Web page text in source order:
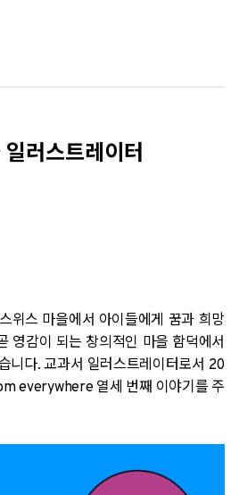
러스트레이터
위스 마을에서 아이들에게 꿈과 희망
영감이 되는 창의적인 마을 함덕에서
니다. 교과서 일러스트레이터로서 20
everywhere 열세 번째 이야기를 주